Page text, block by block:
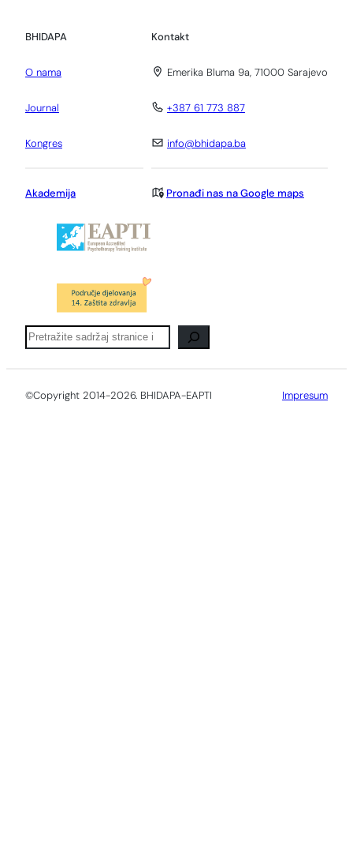
BHIDAPA
O nama
Journal
Kongres
Akademija
Kontakt
Emerika Bluma 9a, 71000 Sarajevo
+387 61 773 887
info@bhidapa.ba
Pronađi nas na Google maps
Pretraga
©Copyright 2014-2026. BHIDAPA-EAPTI Impresum